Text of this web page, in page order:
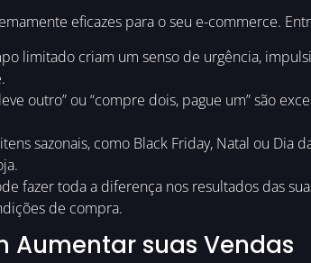
eficazes para o seu e-commerce.
limitado criam um senso de urgência,
outro” ou “compre dois, pague um” são
sazonais, como Black Friday, Natal ou Dia
fazer toda a diferença nos resultados das
de compra.
Aumentar suas Vendas